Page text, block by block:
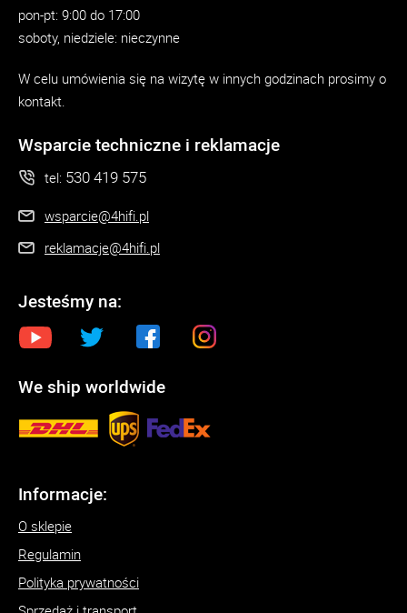
pon-pt: 9:00 do 17:00
soboty, niedziele: nieczynne
W celu umówienia się na wizytę w innych godzinach prosimy o
kontakt.
Wsparcie techniczne i reklamacje
tel: 530 419 575
wsparcie@4hifi.pl
reklamacje@4hifi.pl
Jesteśmy na:
We ship worldwide
Informacje:
O sklepie
Regulamin
Polityka prywatności